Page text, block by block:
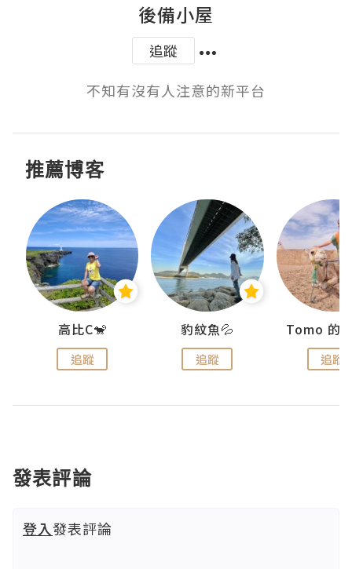
後備小屋
追蹤
不知有沒有人注意的新平台
推薦博客
高比C🐒
追蹤
豹紋魚💦
追蹤 追蹤
發表評論
登入發表評論